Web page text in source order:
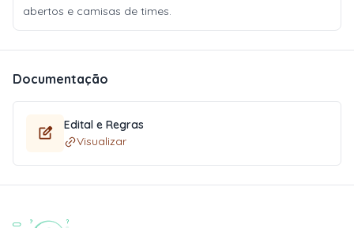
abertos e camisas de times.
Documentação
Edital e Regras
Visualizar